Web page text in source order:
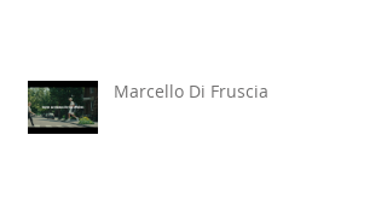
Marcello Di Fruscia